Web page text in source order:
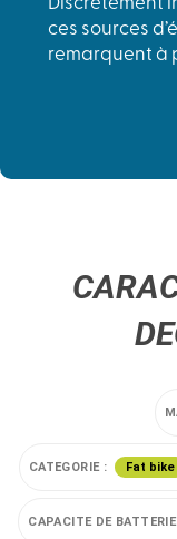
Discrètement
ces sources
remarquent à
CATEGORIE : Fat bike
CAPACITE DE